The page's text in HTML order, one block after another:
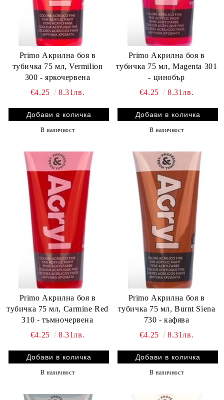
Primo Акрилна боя в
тубичка 75 мл, Vermilion
300 - яркочервена
€4.25
8.31лв.
В наличност
Primo Акрилна боя в
тубичка 75 мл, Magenta 301
- цинобър
€4.25
8.31лв.
В наличност
Primo Акрилна боя в
тубичка 75 мл, Carmine Red
310 - тъмночервена
€4.25
8.31лв.
В наличност
Primo Акрилна боя в
тубичка 75 мл, Burnt Siena
730 - кафява
€4.25
8.31лв.
В наличност